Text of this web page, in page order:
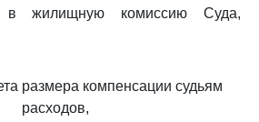
в жилищную комиссию Суда,
размера компенсации судьям
расходов,